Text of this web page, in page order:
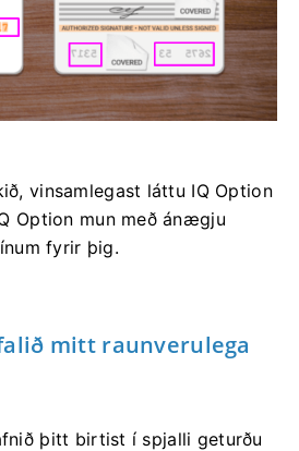
vinsamlegast láttu IQ Option
Option mun með ánægju
fyrir þig.
mitt raunverulega
þitt birtist í spjalli geturðu